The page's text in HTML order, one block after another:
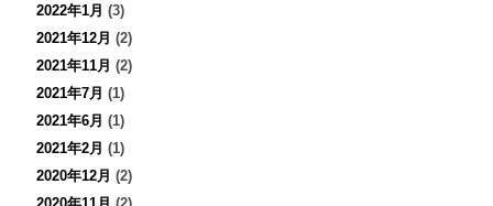
2022年1月 (3)
2021年12月 (2)
2021年11月 (2)
2021年7月 (1)
2021年6月 (1)
2021年2月 (1)
2020年12月 (2)